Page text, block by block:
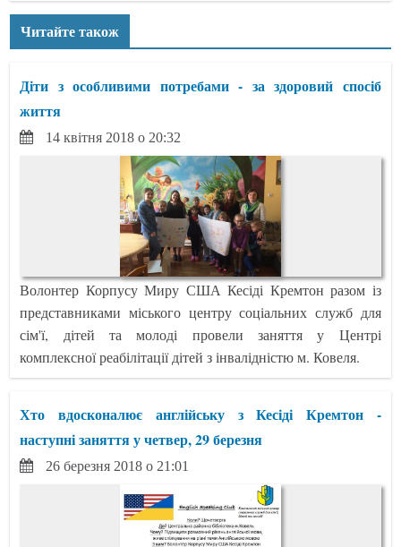
Читайте також
Діти з особливими потребами - за здоровий спосіб
життя
14 квітня 2018 о 20:32
Волонтер Корпусу Миру США Кесіді Кремтон разом із
представниками міського центру соціальних служб для
сім'ї, дітей та молоді провели заняття у Центрі
комплексної реабілітації дітей з інвалідністю м. Ковеля.
Хто вдосконалює англійську з Кесіді Кремтон -
наступні заняття у четвер, 29 березня
26 березня 2018 о 21:01